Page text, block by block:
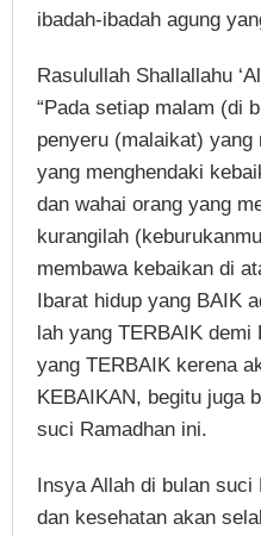
ibadah-ibadah agung
Rasulullah Shallallahu
“Pada setiap malam (di
penyeru (malaikat) yang
yang menghendaki
dan wahai orang yang
kurangilah
membawa kebaikan di
Ibarat hidup yang BAIK
lah yang TERBAIK
yang TERBAIK kerena
KEBAIKAN, begitu juga
suci Ramadhan ini.
Insya Allah di bulan suci
dan kesehatan akan